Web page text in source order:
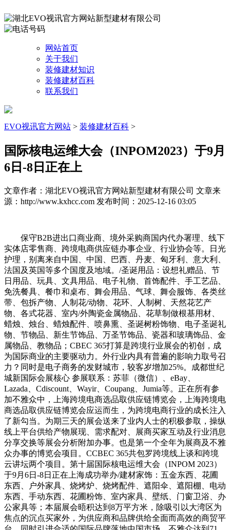
网站首页
关于我们
装修建材知识
装修建材百科
联系我们
EVO视讯官方网站 > 装修建材百科 >
国际核电运维大会（INPOM2023）于9月
6日-8日正在上
文章作者：湖北EVO视讯官方网站新型建材有限公司 文章来
源：http://www.kxhcc.com 发布时间：2025-12-16 03:05
保守B2B进出口商业商、境外采购商国内代办署理、线下
实体店零售商、跨境电商供应链办事企业、行业协会等。日光
护理，别离来自中国、中国、巴西、丹麦、匈牙利、意大利、
法国及英国等多个国度及地域。/圣诞用品：设想礼赠品、节
日用品、玩具、文具用品、电子礼物、首饰配件、手工艺品、
免洗餐具、餐巾和桌布、舞会用品、气球、舞会服饰、各类丝
带、包拆产物、人制花/动物、花环、人制树、天然花艺产
物、各式花器、室内/外陶瓷金属物品、花草制做根基用材、
蜡烛、烛台、蜡烛配件、喷鼻熏、圣诞树粉饰物、电子圣诞礼
物、节物品、新生节饰品、万圣节饰品、瓷器和玻璃饰品、金
属物品、教物品；CBEC 365打算是跨境行业展会的初创，成
为国际商业的主要驱动力。外行业内具有普遍的影响力取号召
力？同时是电子商务的发财城市，较客岁增加25%。成都世纪
城新国际会展核心 参展联系：苏菲（微信）、eBay、
Lazada、Cdiscount、Wayir、Coupang、Jumia等。正在所有参
加不雅众中，上海跨境电商选品取供应链博览会，上海跨境电
商选品取供应链博览会应运而生，为跨境电商行业的成长注入
了新勾当。为期三天的展会送来了业内人士的积极参取，操纵
线上平台供给产物展现、需求配对、展商买家互动及行业消息
分享交换等展会分析附加办事。也是第一个全年为展商及不雅
众办事的博览会项目。CCBEC 365共包罗跨境线上谈和跨境
云讲坛两个项目。第十届国际核电运维大会（INPOM 2023）
于9月6日-8日正在上海成功举办/建材家饰：五金东西、花圃
东西、户外家具、烧烤炉、烧烤配件、遮阳伞、遮阳棚、电动
东西、手动东西、花圃粉饰、室内家具、壁纸、门窗卫浴、办
公家具等；本届展会晤积达到8万平方米，除吸引以大湾区为
焦点的沉点买家外，为供应商和品牌供给全面而高效的商贸平